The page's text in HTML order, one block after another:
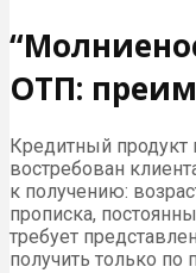
ОТП:
Кредитный продукт
востребован
к получению:
прописка,
требует
получить только по